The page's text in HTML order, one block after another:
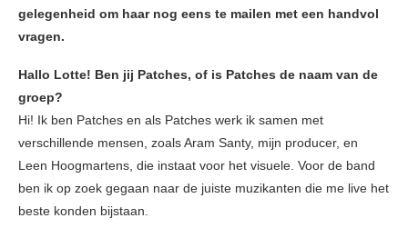
gelegenheid om haar nog eens te mailen met een handvol
vragen.
Hallo Lotte! Ben jij Patches, of is Patches de naam van de
groep?
Hi! Ik ben Patches en als Patches werk ik samen met
verschillende mensen, zoals Aram Santy, mijn producer, en
Leen Hoogmartens, die instaat voor het visuele. Voor de band
ben ik op zoek gegaan naar de juiste muzikanten die me live het
beste konden bijstaan.